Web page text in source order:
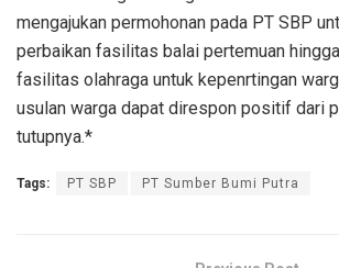
mengajukan permohonan pada PT SBP
perbaikan fasilitas balai pertemuan
fasilitas olahraga untuk kepenrtingan
usulan warga dapat direspon positif dari
tutupnya.*
Tags: PT SBP PT Sumber Bumi Putra